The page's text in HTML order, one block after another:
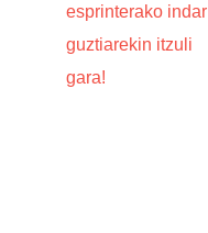
esprinterako indar
guztiarekin itzuli
gara!